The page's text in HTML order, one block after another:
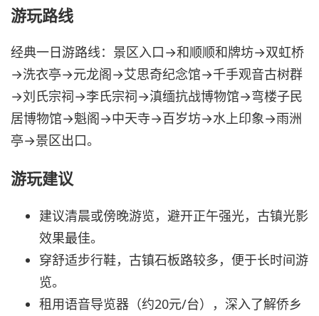
游玩路线
经典一日游路线：景区入口→和顺顺和牌坊→双虹桥
→洗衣亭→元龙阁→艾思奇纪念馆→千手观音古树群
→刘氏宗祠→李氏宗祠→滇缅抗战博物馆→弯楼子民
居博物馆→魁阁→中天寺→百岁坊→水上印象→雨洲
亭→景区出口。
游玩建议
建议清晨或傍晚游览，避开正午强光，古镇光影
效果最佳。
穿舒适步行鞋，古镇石板路较多，便于长时间游
览。
租用语音导览器（约20元/台），深入了解侨乡